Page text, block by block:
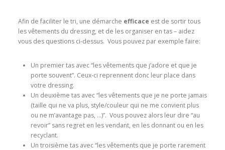
Afin de faciliter le tri, une démarche efficace est de sortir tous
les vêtements du dressing, et de les organiser en tas – aidez
vous des questions ci-dessus. Vous pouvez par exemple faire:
Un premier tas avec “les vêtements que j’adore et que je
porte souvent”. Ceux-ci reprennent donc leur place dans
votre dressing.
Un deuxième tas avec “les vêtements que je ne porte jamais
(taille qui ne va plus, style/couleur qui ne me convient plus
ou ne m’avantage pas, …)”. Vous pouvez alors leur dire “au
revoir” sans regret en les vendant, en les donnant ou en les
recyclant.
Un troisième tas avec “les vêtements que je porte rarement